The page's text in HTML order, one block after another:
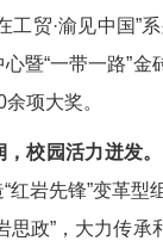
工贸·渝见中国”
暨“一带一路”
项大奖。
校园活力迸发。
红岩先锋”变革型
思政”，大力传